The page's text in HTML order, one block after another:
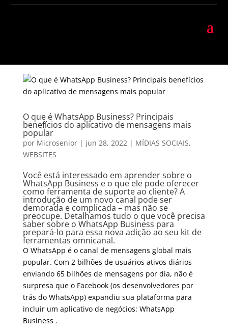
O que é WhatsApp Business? Principais
benefícios do aplicativo de mensagens mais
popular
por Microsenior| jun 28, 2022| MÍDIAS SOCIAIS,
WEBSITES
Você está interessado em aprender sobre o
WhatsApp Business e o que ele pode oferecer
como ferramenta de suporte ao cliente? A
introdução de um novo canal pode ser
demorada e complicada – mas não se
preocupe. Detalhamos tudo o que você precisa
saber sobre o WhatsApp Business para
prepará-lo para essa nova adição ao seu kit de
ferramentas omnicanal.
O WhatsApp é o canal de mensagens global mais
popular. Com 2 bilhões de usuários ativos diários
enviando 65 bilhões de mensagens por dia, não é
surpresa que o Facebook (os desenvolvedores por
trás do WhatsApp) expandiu sua plataforma para
incluir um aplicativo de negócios: WhatsApp
Business .